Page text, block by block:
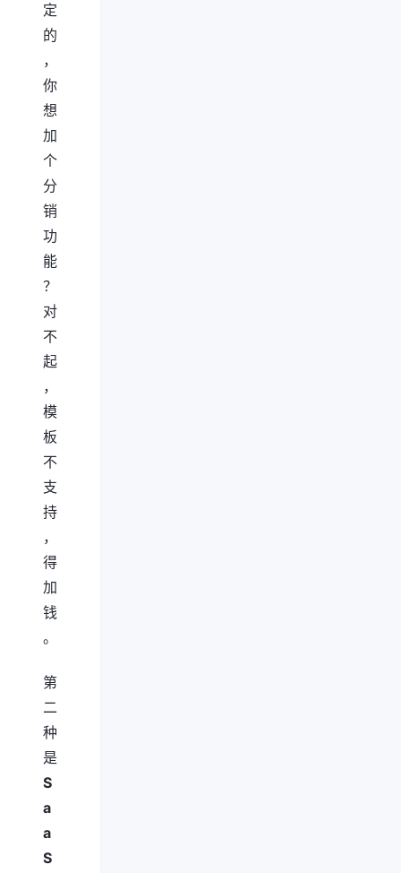
定
的
，
你
想
加
个
分
销
功
能
？
对
不
起
，
模
板
不
支
持
，
得
加
钱
。
第
二
种
是
S
a
a
S